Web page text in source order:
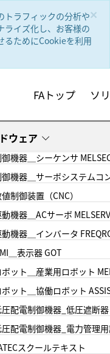
×
トラフィックの分析や
ライズ化し、お客様の
るためにCookieを利用
FAトップ ソ
ウェア
機器＿シーケンサ
機器＿サーボシステムコ
制御装置（CNC）
機器＿ACサーボ
機器＿インバータ
＿表示器 GOT
ボット＿産業用ロボット
ボット＿協働ロボット
配電制御機器_低圧遮断器
配電制御機器_電力管理
スクールテキスト